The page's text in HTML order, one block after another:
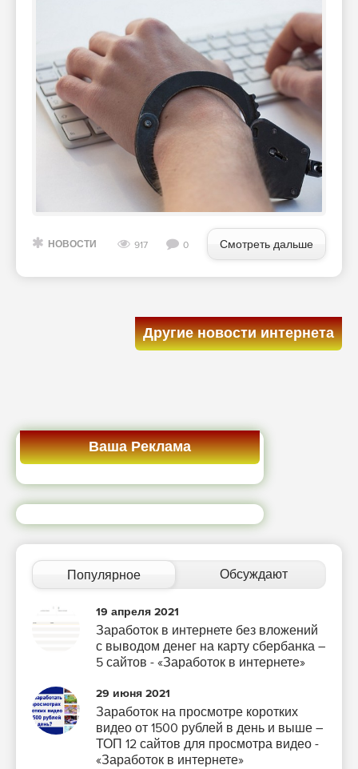
НОВОСТИ 917 0 Смотреть дальше
Другие новости интернета
Ваша Реклама
Популярное Обсуждают
19 апреля 2021
Заработок в интернете без вложений
с выводом денег на карту сбербанка –
5 сайтов - «Заработок в интернете»
29 июня 2021
Заработок на просмотре коротких
видео от 1500 рублей в день и выше –
ТОП 12 сайтов для просмотра видео -
«Заработок в интернете»